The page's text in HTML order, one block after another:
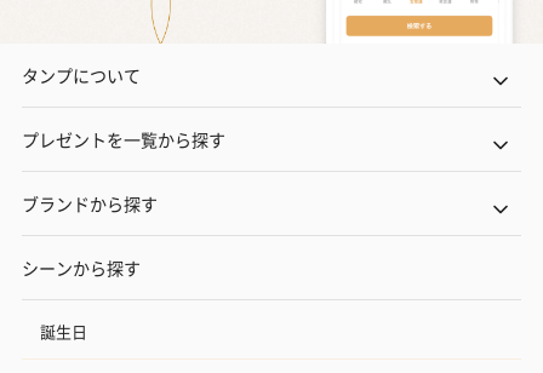
タンプについて
プレゼントを一覧から探す
ブランドから探す
シーンから探す
誕生日